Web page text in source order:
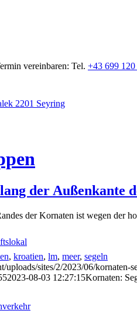
vereinbaren: Tel. +43 699
der Außenkante
der Kornaten ist wegen der
, kroatien, lm, meer, segeln
uploads/sites/2/2023/06/kornaten-
2023-08-03 12:27:15Kornaten: